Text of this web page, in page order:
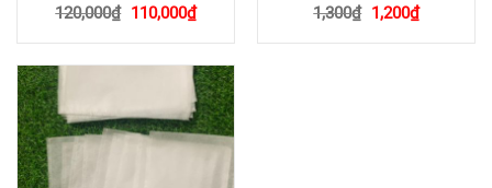
120,000₫ Giá
là:
120,000₫.
110,000₫Giá
hiện
tại
là:
110,000₫.
1,300₫ Giá
là:
1,200₫Giá
hiện
tại